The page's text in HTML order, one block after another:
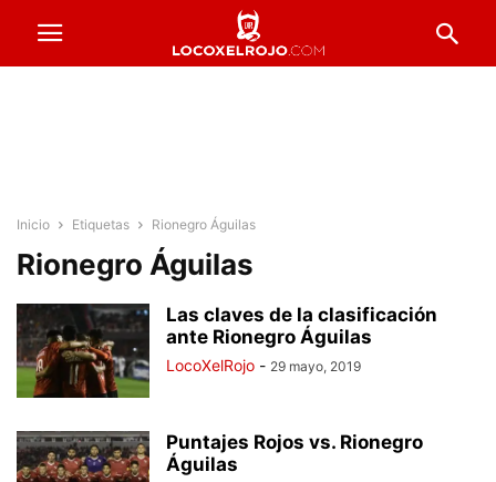
Inicio Etiquetas Rionegro Águilas
Rionegro Águilas
Las claves de la clasificación
ante Rionegro Águilas
LocoXelRojo - 29 mayo, 2019
Puntajes Rojos vs. Rionegro
Águilas